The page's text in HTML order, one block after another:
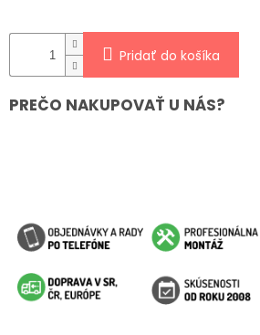
Pridať do košíka
PREČO NAKUPOVAŤ U NÁS?